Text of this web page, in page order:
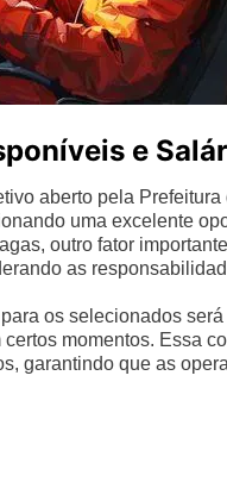
e
aberto pela
uma excelente
outro fator
as
os selecionados será
momentos. Essa
garantindo que as